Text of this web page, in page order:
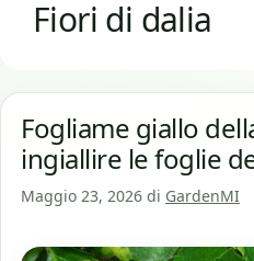
Fiori di dalia
Fogliame giallo
ingiallire le foglie
Maggio 23, 2026 di GardenMI